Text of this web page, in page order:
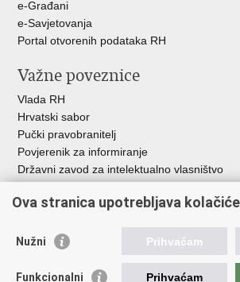
e-Građani
e-Savjetovanja
Portal otvorenih podataka RH
Važne poveznice
Vlada RH
Hrvatski sabor
Pučki pravobranitelj
Povjerenik za informiranje
Državni zavod za intelektualno vlasništvo
HAKOM
Ostale poveznice
Ova stranica upotrebljava kolačiće
Nužni Prihvaćam
Funkcionalni Prihvaćam